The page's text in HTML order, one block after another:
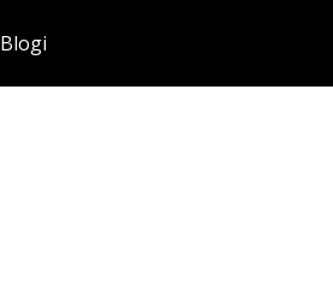
Blogi